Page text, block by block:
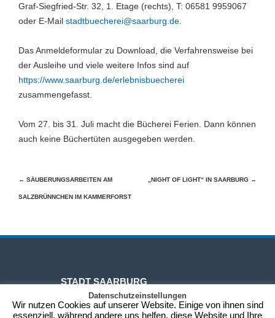
Graf-Siegfried-Str. 32, 1. Etage (rechts), T: 06581 9959067
oder E-Mail stadtbuecherei@saarburg.de
Das Anmeldeformular zu Download, die Verfahrensweise bei
der Ausleihe und viele weitere Infos sind auf
https://www.saarburg.de/erlebnisbuecherei
zusammengefasst.
Vom 27. bis 31. Juli macht die Bücherei Ferien. Dann können
auch keine Büchertüten ausgegeben werden.
Beitragsnavigation
← SÄUBERUNGSARBEITEN AM
SALZBRÜNNCHEN IM KAMMERFORST
„NIGHT OF LIGHT“ IN SAARBURG →
STADT SAARBURG
Datenschutzeinstellungen
Wir nutzen Cookies auf unserer Website. Einige von ihnen sind
essenziell, während andere uns helfen, diese Website und Ihre